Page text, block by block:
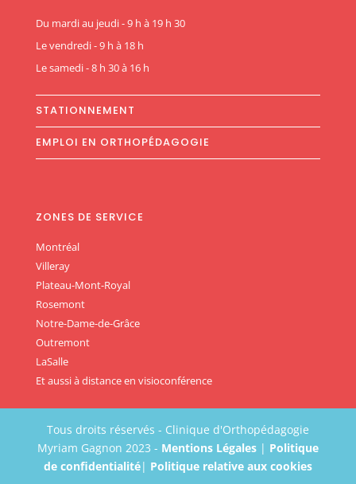
Du mardi au jeudi - 9 h à 19 h 30
Le vendredi - 9 h à 18 h
Le samedi - 8 h 30 à 16 h
STATIONNEMENT
EMPLOI EN ORTHOPÉDAGOGIE
ZONES DE SERVICE
Montréal
Villeray
Plateau-Mont-Royal
Rosemont
Notre-Dame-de-Grâce
Outremont
LaSalle
Et aussi à distance en visioconférence
Tous droits réservés - Clinique d'Orthopédagogie
Myriam Gagnon 2023 - Mentions Légales| Politique
de confidentialité| Politique relative aux cookies